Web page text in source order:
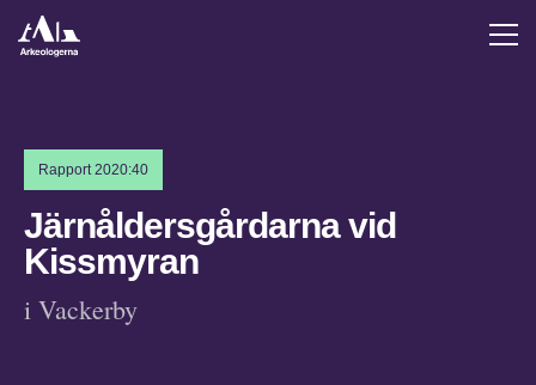
Rapport 2020:40
Järnåldersgårdarna vid
Kissmyran
i Vackerby